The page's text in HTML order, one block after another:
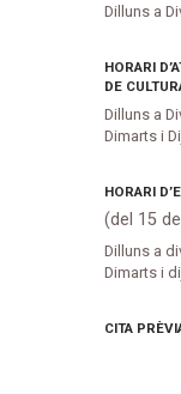
Dilluns a
HORARI
DE
Dilluns a
Dimarts i
HORARI
(del 15
Dilluns a
Dimarts i
CITA